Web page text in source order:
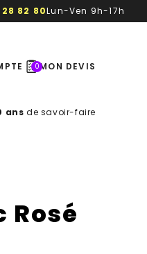
82 80Lun-Ven 9h-17h
0MON DEVIS
ans de savoir-faire
Rosé